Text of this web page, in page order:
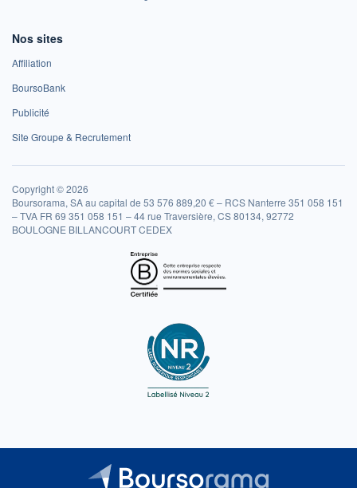
Nos sites
Affiliation
BoursoBank
Publicité
Site Groupe & Recrutement
Copyright © 2026
Boursorama, SA au capital de 53 576 889,20 € – RCS Nanterre 351 058 151
– TVA FR 69 351 058 151 – 44 rue Traversière, CS 80134, 92772
BOULOGNE BILLANCOURT CEDEX